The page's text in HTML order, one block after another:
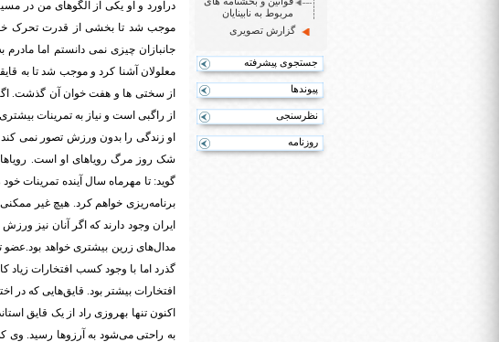
مربوط به نابینایان
گزارش تصویری
جستجوی پیشرفته
پیوندها
نظرسنجی
روزنامه
درآورد و او یکی از الگوهای من در
موجب شد تا بخشی از قدرت تحرک خود
جانبازان چیزی نمی دانستم اما
معلولان آشنا کرد و موجب شد تا به
از سختی ها و هفت خوان آن گذشت. اگر
از راگبی است و نیاز به تمرینات بیشتری
او زندگی را بدون ورزش تصور نمی
گوید: تا مهرماه سال آینده تمرینات
برنامه‌ریزی خواهم کرد. هیچ غیر ممکنی
ایران وجود دارند که اگر آنان نیز
مدال‌های زرین بیشتری خواهد بود.عضو
گذرد اما با وجود کسب افتخارات زیاد
افتخارات بیشتر بود. قایق‌هایی که در
اکنون تنها بهروزی راد از یک قایق